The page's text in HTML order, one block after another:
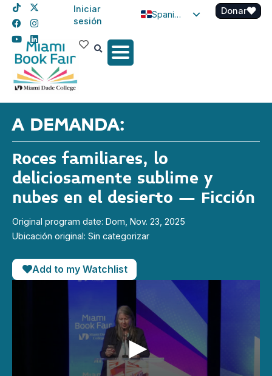
Iniciar
sesión
Spanish
Donar
A DEMANDA:
Roces familiares, lo
deliciosamente sublime y
nubes en el desierto – Ficción
Original program date: Dom, Nov. 23, 2025
Ubicación original: Sin categorizar
Add to my Watchlist